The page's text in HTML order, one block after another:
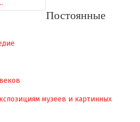
Постоянные
музеев и картинных